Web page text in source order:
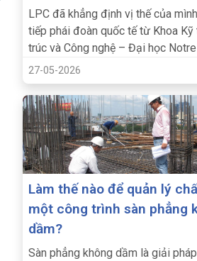
LPC đã khẳng định vị thế của
tiếp phái đoàn quốc tế từ Khoa Kỹ
trúc và Công nghệ – Đại học
Dadiangas (Philippines) đến tham
trao đổi kinh nghiệm.
27-05-2026
Làm thế nào để quản lý
một công trình sàn phẳng
dầm?
Sàn phẳng không dầm là giải